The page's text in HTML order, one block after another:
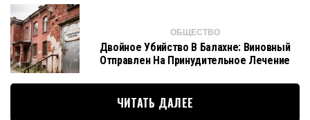
ОБЩЕСТВО
Двойное Убийство В Балахне: Виновный
Отправлен На Принудительное Лечение
ЧИТАТЬ ДАЛЕЕ